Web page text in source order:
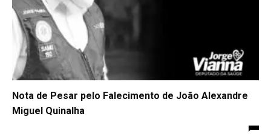
Nota de Pesar pelo Falecimento de João Alexandre
Miguel Quinalha